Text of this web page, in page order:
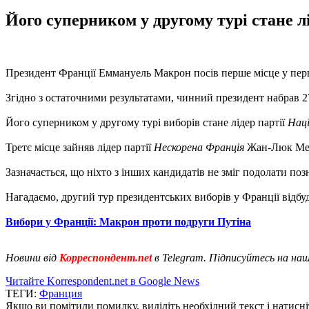
Його суперником у другому турі стане
Президент Франції Еммануель Макрон посів перше місце у
Згідно з остаточними результатами, чинний президент набрав
Його суперником у другому турі виборів стане лідер партії
Третє місце зайняв лідер партії Нескорена Франція Жан-Люк
Зазначається, що ніхто з інших кандидатів не зміг подолати
Нагадаємо, другий тур президентських виборів у Франції
Вибори у Франції: Макрон проти подруги Путіна
Новини від Корреспондент.netв Telegram. Підписуйтесь на
Читайте Korrespondent.net в Google News
ТЕГИ: Франция
Якщо ви помітили помилку, виділіть необхідний текст і